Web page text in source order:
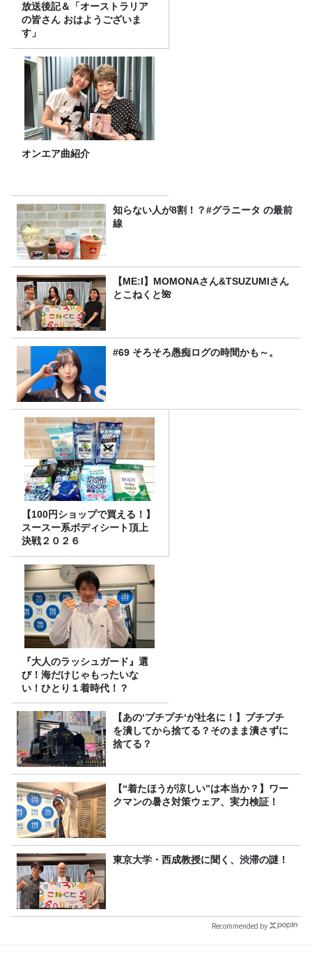
放送後記＆「オーストラリア
の皆さん おはようございま
す」
オンエア曲紹介
知らない人が8割！？#グラニータ の最前
線
【ME:I】MOMONAさん&TSUZUMIさん
とこねくと🌺
#69 そろそろ愚痴ログの時間かも～。
【100円ショップで買える！】
スースー系ボディシート頂上
決戦２０２６
『大人のラッシュガード』選
び！海だけじゃもったいな
い！ひとり１着時代！？
【あの‘プチプチ‘が社名に！】プチプチ
を潰してから捨てる？そのまま潰さずに
捨てる？
【“着たほうが涼しい”は本当か？】ワー
クマンの暑さ対策ウェア、実力検証！
東京大学・西成教授に聞く、渋滞の謎！
Recommended by